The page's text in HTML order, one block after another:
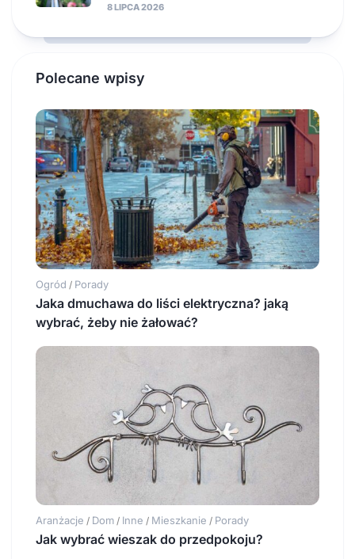
8 LIPCA 2026
Polecane wpisy
Ogród / Porady
Jaka dmuchawa do liści elektryczna? jaką
wybrać, żeby nie żałować?
Aranżacje / Dom / Inne / Mieszkanie / Porady
Jak wybrać wieszak do przedpokoju?